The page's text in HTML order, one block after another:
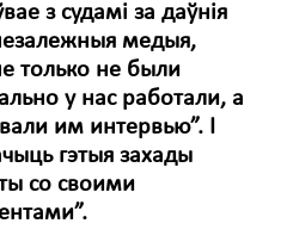
з судамі за даўнія
медыя,
только не были
у нас работали, а
им интервью”. І
гэтыя захады
со своими